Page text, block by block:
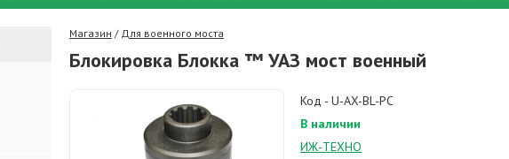
Магазин / Для военного моста
Блокировка Блокка ™ УАЗ мост военный
Код - U-AX-BL-PC
В наличии
ИЖ-ТЕХНО